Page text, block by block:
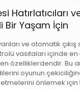
Hatırlatıcıları
Bir Yaşam İçin
ve otomatik
vasıtaları içinde
özelliklerdendir. Bu
oyunun
etmelerini önlemek için